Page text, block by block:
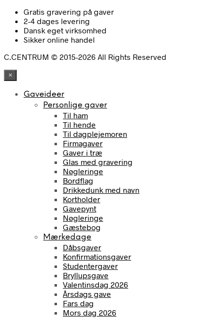
Gratis gravering på gaver
2-4 dages levering
Dansk eget virksomhed
Sikker online handel
C.CENTRUM © 2015-2026 All Rights Reserved
×
Gaveideer
Personlige gaver
Til ham
Til hende
Til dagplejemoren
Firmagaver
Gaver i træ
Glas med gravering
Nøgleringe
Bordflag
Drikkedunk med navn
Kortholder
Gavepynt
Nøgleringe
Gæstebog
Mærkedage
Dåbsgaver
Konfirmationsgaver
Studentergaver
Bryllupsgave
Valentinsdag 2026
Årsdags gave
Fars dag
Mors dag 2026